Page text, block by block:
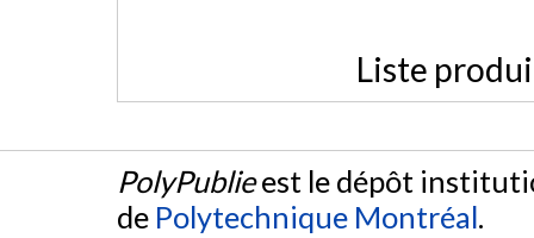
Liste
PolyPublieest le dépôt
de Polytechnique Montréal.